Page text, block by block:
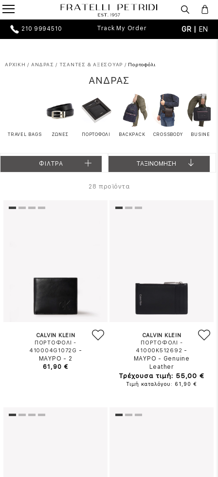
210 9994510 Track My Order GR | EN
ΑΡΧΙΚΗ / ΑΝΔΡΑΣ / ΤΣΑΝΤΕΣ & ΑΞΕΣΟΥΑΡ / Πορτοφόλι
ΑΝΔΡΑΣ
TRAVEL BAGS ΖΩΝΕΣ ΠΟΡΤΟΦΟΛΙ BACKPACK CROSSBODY BUSINESS
ΦΙΛΤΡΑ ΤΑΞΙΝΟΜΗΣΗ
28 προϊόντα
CALVIN KLEIN
ΠΟΡΤΟΦΟΛΙ -
410004G1072G -
ΜΑΥΡΟ - 2
61,90 €
CALVIN KLEIN
ΠΟΡΤΟΦΟΛΙ -
41000K512692 -
ΜΑΥΡΟ - Genuine
Leather
Τρέχουσα τιμή: 55,00 €
Τιμή καταλόγου: 61,90 €